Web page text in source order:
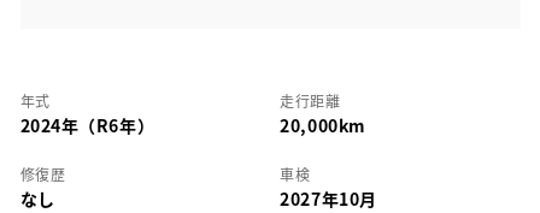
年式
2024年（R6年）
走行距離
20,000km
修復歴
なし
車検
2027年10月